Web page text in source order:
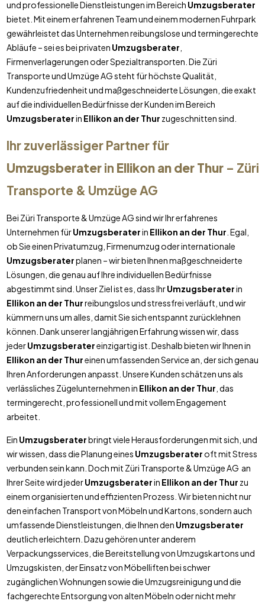
und professionelle Dienstleistungen im Bereich Umzugsberater
bietet. Mit einem erfahrenen Team und einem modernen Fuhrpark
gewährleistet das Unternehmen reibungslose und termingerechte
Abläufe – sei es bei privaten Umzugsberater
Firmenverlagerungen oder Spezialtransporten. Die Züri
Transporte und Umzüge AG steht für höchste Qualität,
Kundenzufriedenheit und maßgeschneiderte Lösungen, die exakt
auf die individuellen Bedürfnisse der Kunden im Bereich
Umzugsberaterin Ellikon an der Thur zugeschnitten sind.
Ihr zuverlässiger Partner für
Umzugsberaterin Ellikon an der Thur– Züri
Transporte & Umzüge AG
Bei Züri Transporte & Umzüge AG sind wir Ihr erfahrenes
Unternehmen fürUmzugsberaterin Ellikon an der Thur . Egal,
ob Sie einen Privatumzug, Firmenumzug oder internationale
Umzugsberaterplanen – wir bieten Ihnen maßgeschneiderte
Lösungen, die genau auf Ihre individuellen Bedürfnisse
abgestimmt sind. Unser Ziel ist es, dass IhrUmzugsberaterin
Ellikon an der Thurreibungslos und stressfrei verläuft, und wir
kümmern uns um alles, damit Sie sich entspannt zurücklehnen
können. Dank unserer langjährigen Erfahrung wissen wir, dass
jederUmzugsberatereinzigartig ist. Deshalb bieten wir Ihnen in
Ellikon an der Thureinen umfassenden Service an, der sich genau
Ihren Anforderungen anpasst. Unsere Kunden schätzen uns als
verlässliches Zügelunternehmen in Ellikon an der Thur , das
termingerecht, professionell und mit vollem Engagement
arbeitet.
Ein Umzugsberaterbringt viele Herausforderungen mit sich, und
wir wissen, dass die Planung eines Umzugsberateroft mit Stress
verbunden sein kann. Doch mit Züri Transporte & Umzüge AG an
Ihrer Seite wird jederUmzugsberaterin Ellikon an der Thur zu
einem organisierten und effizienten Prozess. Wir bieten nicht nur
den einfachen Transport von Möbeln und Kartons, sondern auch
umfassende Dienstleistungen, die Ihnen den Umzugsberater
deutlich erleichtern. Dazu gehören unter anderem
Verpackungsservices, die Bereitstellung von Umzugskartons und
Umzugskisten, der Einsatz von Möbelliften bei schwer
zugänglichen Wohnungen sowie die Umzugsreinigung und die
fachgerechte Entsorgung von alten Möbeln oder nicht mehr